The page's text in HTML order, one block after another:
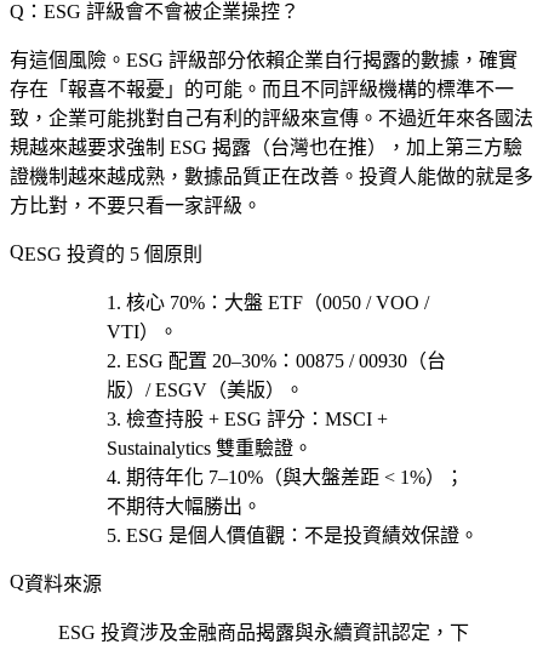
Q：ESG 評級會不會被企業操控？
有這個風險。ESG 評級部分依賴企業自行揭露的數據，確實
存在「報喜不報憂」的可能。而且不同評級機構的標準不一
致，企業可能挑對自己有利的評級來宣傳。不過近年來各國法
規越來越要求強制 ESG 揭露（台灣也在推），加上第三方驗
證機制越來越成熟，數據品質正在改善。投資人能做的就是多
方比對，不要只看一家評級。
ESG 投資的 5 個原則
核心 70% ：大盤 ETF（0050 / VOO /
VTI）。
ESG 配置 20–30% ：00875 / 00930（台
版）/ ESGV（美版）。
檢查持股 + ESG 評分 ：MSCI +
Sustainalytics 雙重驗證。
期待年化 7–10% （與大盤差距 < 1%）；
不期待大幅勝出。
ESG 是個人價值觀 ：不是投資績效保證。
資料來源
ESG 投資涉及金融商品揭露與永續資訊認定，下